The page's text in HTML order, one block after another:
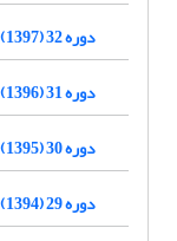
دوره 32 (1397)
دوره 31 (1396)
دوره 30 (1395)
دوره 29 (1394)